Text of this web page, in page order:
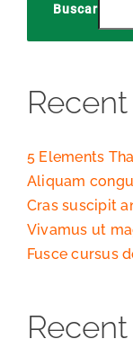
Buscar
5 Elements
Aliquam
Cras suscipit
Vivamus ut
Fusce cursus